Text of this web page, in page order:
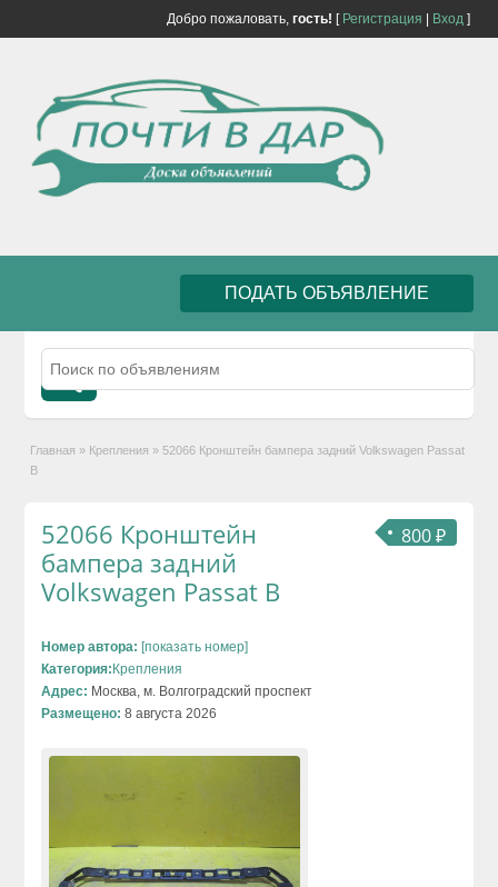
Добро пожаловать, гость! [ Регистрация Вход]
ПОДАТЬ ОБЪЯВЛЕНИЕ
Главная » Крепления » 52066 Кронштейн бампера задний Volkswagen Passat
B
800 ₽
52066 Кронштейн
бампера задний
Volkswagen Passat B
Номер автора: [показать номер]
Категория: Крепления
Адрес: Москва, м. Волгоградский проспект
Размещено: 8 августа 2026